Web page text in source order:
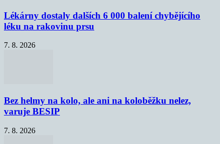
Lékárny dostaly dalších 6 000 balení chybějícího
léku na rakovinu prsu
7. 8. 2026
Bez helmy na kolo, ale ani na koloběžku nelez,
varuje BESIP
7. 8. 2026